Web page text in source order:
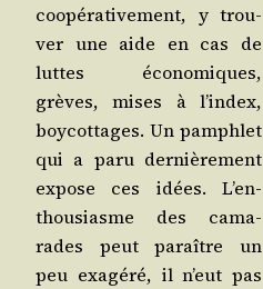
coopé­ra­ti­ve­ment, y trou­
ver une aide en cas de
luttes éco­no­miques,
grèves, mises à l’in­dex,
boy­cot­tages. Un pam­phlet
qui a paru der­niè­re­ment
expose ces idées. L’en­
thou­siasme des cama­
rades peut paraître un
peu exa­gé­ré, il n’eut pas